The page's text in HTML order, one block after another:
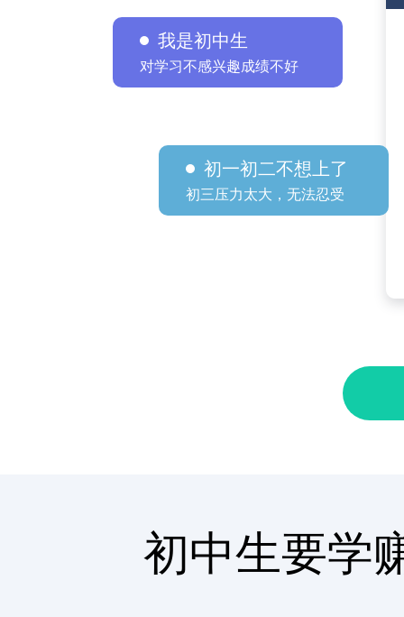
我是初中生
对学习不感兴趣成绩不好
初一初二不想上了
初三压力太大，无法忍受
初中生要学